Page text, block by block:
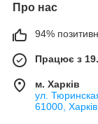
Про нас
94%
Працює з
м. Харків
ул.
61000,